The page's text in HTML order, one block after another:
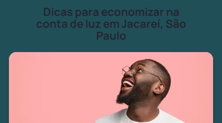
Dicas para economizar na
conta de luz em Jacareí, São
Paulo